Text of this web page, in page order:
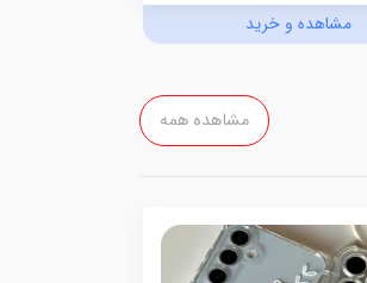
مشاهده و خرید
مشاهده همه